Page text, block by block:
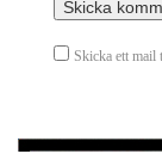
Skicka ett mail